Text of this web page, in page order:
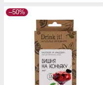
–50%